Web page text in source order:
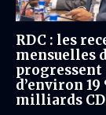
RDC : les
mensuelles
progressent
d’environ 19
milliards